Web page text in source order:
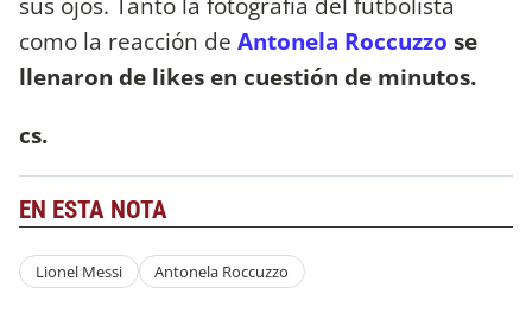
como la reacción de Antonela Roccuzzo se
llenaron de likes en cuestión de minutos.
cs.
EN ESTA NOTA
Lionel Messi Antonela Roccuzzo